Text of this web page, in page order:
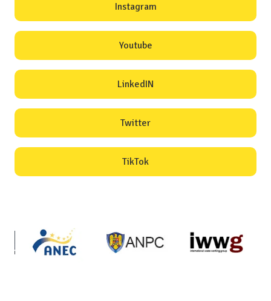
Instagram
Youtube
LinkedIN
Twitter
TikTok